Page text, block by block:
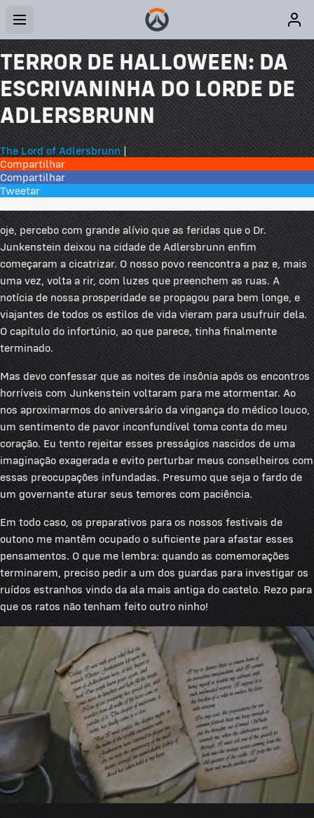
TERROR DE HALLOWEEN: DA
ESCRIVANINHA DO LORDE DE
ADLERSBRUNN
The Lord of Adlersbrunn |
Compartilhar
Compartilhar
Tweetar
oje, percebo com grande alívio que as feridas que o Dr.
Junkenstein deixou na cidade de Adlersbrunn enfim
começaram a cicatrizar. O nosso povo reencontra a paz e, mais
uma vez, volta a rir, com luzes que preenchem as ruas. A
notícia de nossa prosperidade se propagou para bem longe, e
viajantes de todos os estilos de vida vieram para usufruir dela.
O capítulo do infortúnio, ao que parece, tinha finalmente
terminado.
Mas devo confessar que as noites de insônia após os encontros
horríveis com Junkenstein voltaram para me atormentar. Ao
nos aproximarmos do aniversário da vingança do médico louco,
um sentimento de pavor inconfundível toma conta do meu
coração. Eu tento rejeitar esses presságios nascidos de uma
imaginação exagerada e evito perturbar meus conselheiros com
essas preocupações infundadas. Presumo que seja o fardo de
um governante aturar seus temores com paciência.
Em todo caso, os preparativos para os nossos festivais de
outono me mantêm ocupado o suficiente para afastar esses
pensamentos. O que me lembra: quando as comemorações
terminarem, preciso pedir a um dos guardas para investigar os
ruídos estranhos vindo da ala mais antiga do castelo. Rezo para
que os ratos não tenham feito outro ninho!